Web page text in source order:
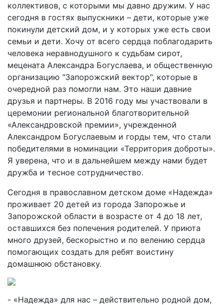
коллективов, с которыми мы давно дружим. У нас
сегодня в гостях выпускники – дети, которые уже
покинули детский дом, и у которых уже есть свои
семьи и дети. Хочу от всего сердца поблагодарить
человека неравнодушного к судьбам сирот,
мецената Александра Богуслаева, и общественную
организацию "Запорожский вектор", которые в
очередной раз помогли нам. Это наши давние
друзья и партнеры. В 2016 году мы участвовали в
церемонии региональной благотворительной
«Александровской премии», учрежденной
Александром Богуслаевым и горды тем, что стали
победителями в номинации «Территория доброты».
Я уверена, что и в дальнейшем между нами будет
дружба и тесное сотрудничество.
Сегодня в православном детском доме «Надежда»
проживает 20 детей из города Запорожье и
Запорожской области в возрасте от 4 до 18 лет,
оставшихся без попечения родителей. У приюта
много друзей, бескорыстно и по велению сердца
помогающих создать для ребят воистину
домашнюю обстановку.
- «Надежда» для нас – действительно родной дом,